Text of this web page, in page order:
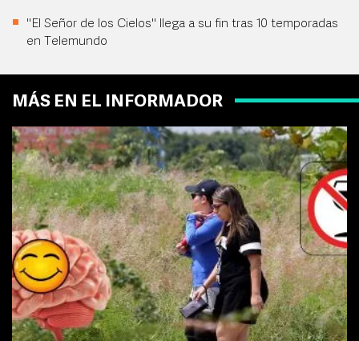
"El Señor de los Cielos" llega a su fin tras 10 temporadas
en Telemundo
MÁS EN EL INFORMADOR